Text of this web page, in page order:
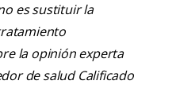
es sustituir la
la opinión experta
de salud Calificado